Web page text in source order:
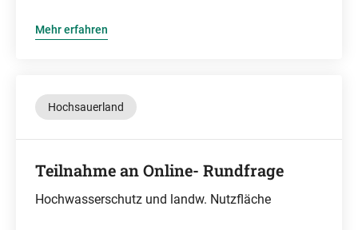
Mehr erfahren
Hochsauerland
Teilnahme an Online- Rundfrage
Hochwasserschutz und landw. Nutzfläche